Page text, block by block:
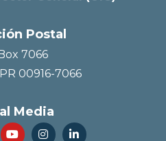
Postal
7066
00916-7066
Media
  